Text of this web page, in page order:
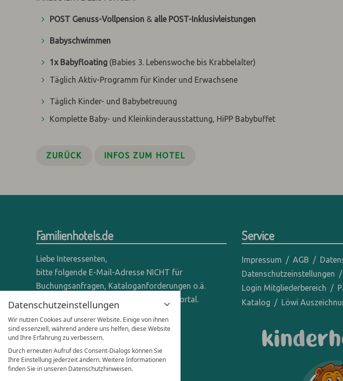
Datenschutzeinstellungen
Wir nutzen Cookies auf unserer Website. Einige von ihnen
sind essenziell, während andere uns helfen, diese Website
und Ihre Erfahrung zu verbessern.
Durch erneuten Aufruf des Consent-Dialogs können Sie
Ihre Einstellung jederzeit ändern. Weitere Informationen
finden Sie in unseren Datenschutzhinweisen.
POST Genuss-Vollpension & alle POST-Inklusivleistungen
Babyschwimmen
1x Babyfloating (Babies 3. Lebenswoche bis Krabbelalter)
Täglich Aktiv-Programm für Kinder und Erwachsene
Täglich Kinder- und Babybetreuung
Komplette Baby- und Kleinkinderausstattung, HiPP Babybuffet
ZURÜCK INFOS ZUM HOTEL
Familienhotels.de
Liebe Interessenten,
bitte folgende E-Mail-Adresse NICHT für
Buchungsanfragen, Kataloganforderungen o.ä.
verwenden - wir sind ein reines Online-Portal.
Anfragen dieser Art bitte direkt an die
entsprechenden Hotels senden.
Anfragen für Hoteliers & Agenturen:
office@familienhotels.de
Service
Impressum AGB
Datenschutzeinstellungen
Login Mitgliederbereich
Katalog
Löwi